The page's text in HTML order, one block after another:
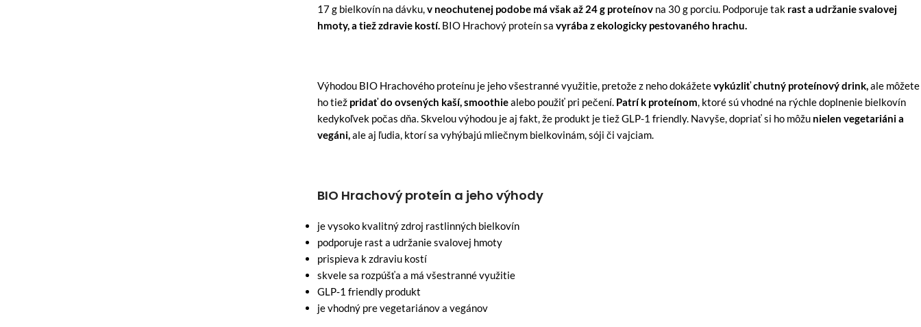
17 g bielkovín na dávku,v neochutenej podobe má však až 24 g proteínov na 30 g porciu. Podporuje tak rast a udržanie svalovej
hmoty, a tiež zdravie kostí. BIO Hrachový proteín sa vyrába z ekologicky pestovaného hrachu.
Výhodou BIO Hrachového proteínu je jeho všestranné využitie, pretože z neho dokážetevykúzliť chutný proteínový drink,ale môžete
ho tiež pridať do ovsených kaší, smoothiealebo použiť pri pečení. Patrí k proteínom, ktoré sú vhodné na rýchle doplnenie bielkovín
kedykoľvek počas dňa. Skvelou výhodou je aj fakt, že produkt je tiež GLP-1 friendly. Navyše, dopriať si ho môžu nielen vegetariáni a
vegáni,ale aj ľudia, ktorí sa vyhýbajú mliečnym bielkovinám, sóji či vajciam.
BIO Hrachový proteín a jeho výhody
je vysoko kvalitný zdroj rastlinných bielkovín
podporuje rast a udržanie svalovej hmoty
prispieva k zdraviu kostí
skvele sa rozpúšťa a má všestranné využitie
GLP‑1 friendly produkt
je vhodný pre vegetariánov a vegánov